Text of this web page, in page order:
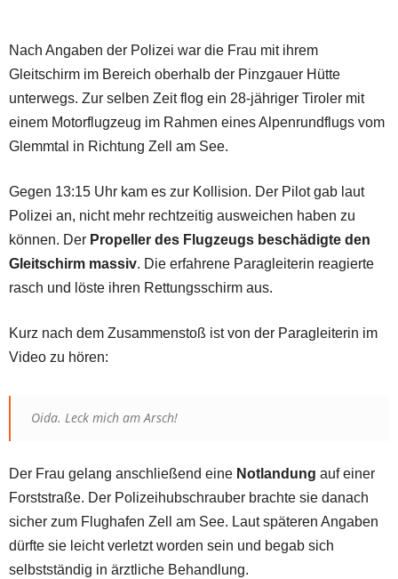
Nach Angaben der Polizei war die Frau mit ihrem
Gleitschirm im Bereich oberhalb der Pinzgauer Hütte
unterwegs. Zur selben Zeit flog ein 28-jähriger Tiroler mit
einem Motorflugzeug im Rahmen eines Alpenrundflugs vom
Glemmtal in Richtung Zell am See.
Gegen 13:15 Uhr kam es zur Kollision. Der Pilot gab laut
Polizei an, nicht mehr rechtzeitig ausweichen haben zu
können. Der Propeller des Flugzeugs beschädigte den
Gleitschirm massiv. Die erfahrene Paragleiterin reagierte
rasch und löste ihren Rettungsschirm aus.
Kurz nach dem Zusammenstoß ist von der Paragleiterin im
Video zu hören:
Oida. Leck mich am Arsch!
Der Frau gelang anschließend eine Notlandung auf einer
Forststraße. Der Polizeihubschrauber brachte sie danach
sicher zum Flughafen Zell am See. Laut späteren Angaben
dürfte sie leicht verletzt worden sein und begab sich
selbstständig in ärztliche Behandlung.